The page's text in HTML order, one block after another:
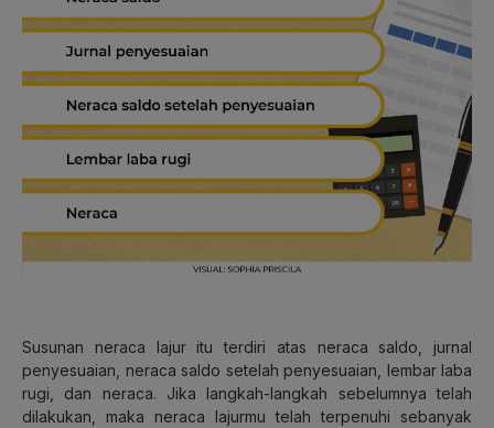
Susunan neraca lajur itu terdiri atas neraca saldo, jurnal
penyesuaian, neraca saldo setelah penyesuaian, lembar laba
rugi, dan neraca. Jika langkah-langkah sebelumnya telah
dilakukan, maka neraca lajurmu telah terpenuhi sebanyak